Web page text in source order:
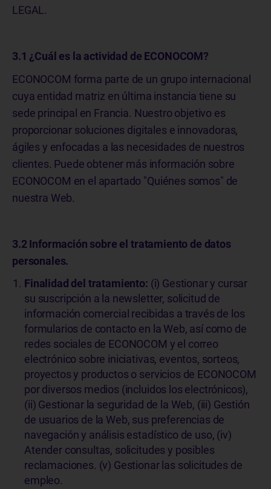
LEGAL.
3.1 ¿Cuál es la actividad de ECONOCOM?
ECONOCOM forma parte de un grupo internacional
cuya entidad matriz en última instancia tiene su
sede principal en Francia. Nuestro objetivo es
proporcionar soluciones digitales e innovadoras,
ágiles y enfocadas a las necesidades de nuestros
clientes. Puede obtener más información sobre
ECONOCOM en el apartado "Quiénes somos" de
nuestra Web.
3.2 Información sobre el tratamiento de datos
personales.
Finalidad del tratamiento: (i) Gestionar y cursar
su suscripción a la newsletter, solicitud de
información comercial recibidas a través de los
formularios de contacto en la Web, así como de
redes sociales de ECONOCOM y el correo
electrónico sobre iniciativas, eventos, sorteos,
proyectos y productos o servicios de ECONOCOM
por diversos medios (incluidos los electrónicos),
(ii) Gestionar la seguridad de la Web, (iii) Gestión
de usuarios de la Web, sus preferencias de
navegación y análisis estadístico de uso, (iv)
Atender consultas, solicitudes y posibles
reclamaciones. (v) Gestionar las solicitudes de
empleo.